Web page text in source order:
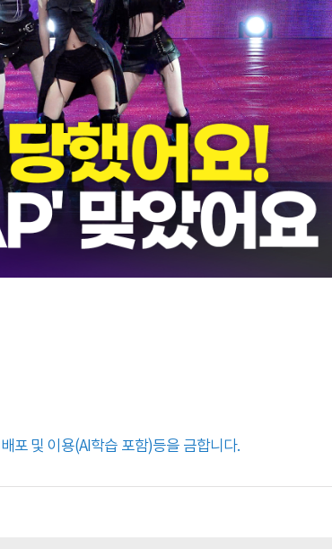
포 및 이용(AI학습 포함)등을 금합니다.